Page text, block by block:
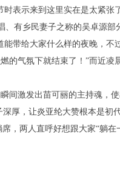
表示来到这里实在是太紧
有乡民妻子之称的吴卓源
带给大家什么样的夜晚，
气氛下就结束了！”而近
激发出苗可丽的主持魂，
厚，让炎亚纶大赞根本是
，两人直呼好想跟大家“躺在